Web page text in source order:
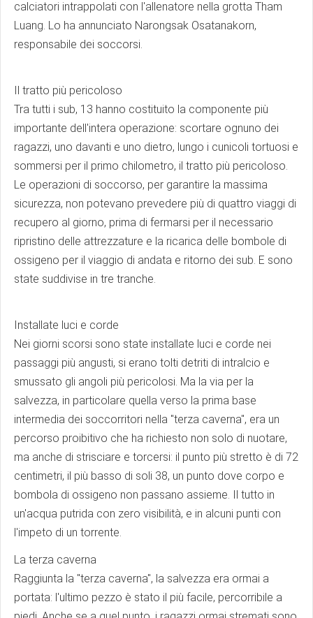
calciatori intrappolati con l'allenatore nella grotta Tham
Luang. Lo ha annunciato Narongsak Osatanakorn,
responsabile dei soccorsi.
Il tratto più pericoloso
Tra tutti i sub, 13 hanno costituito la componente più
importante dell'intera operazione: scortare ognuno dei
ragazzi, uno davanti e uno dietro, lungo i cunicoli tortuosi e
sommersi per il primo chilometro, il tratto più pericoloso.
Le operazioni di soccorso, per garantire la massima
sicurezza, non potevano prevedere più di quattro viaggi di
recupero al giorno, prima di fermarsi per il necessario
ripristino delle attrezzature e la ricarica delle bombole di
ossigeno per il viaggio di andata e ritorno dei sub. E sono
state suddivise in tre tranche.
Installate luci e corde
Nei giorni scorsi sono state installate luci e corde nei
passaggi più angusti, si erano tolti detriti di intralcio e
smussato gli angoli più pericolosi. Ma la via per la
salvezza, in particolare quella verso la prima base
intermedia dei soccorritori nella "terza caverna", era un
percorso proibitivo che ha richiesto non solo di nuotare,
ma anche di strisciare e torcersi: il punto più stretto è di 72
centimetri, il più basso di soli 38, un punto dove corpo e
bombola di ossigeno non passano assieme. Il tutto in
un'acqua putrida con zero visibilità, e in alcuni punti con
l'impeto di un torrente.
La terza caverna
Raggiunta la "terza caverna", la salvezza era ormai a
portata: l'ultimo pezzo è stato il più facile, percorribile a